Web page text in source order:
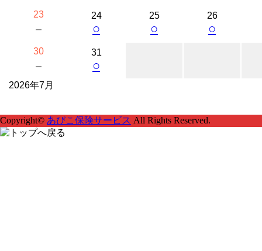
23
－
24
○
25
○
26
○
30
－
31
○
2026年7月
Copyright© あびこ保険サービス All Rights Reserved.